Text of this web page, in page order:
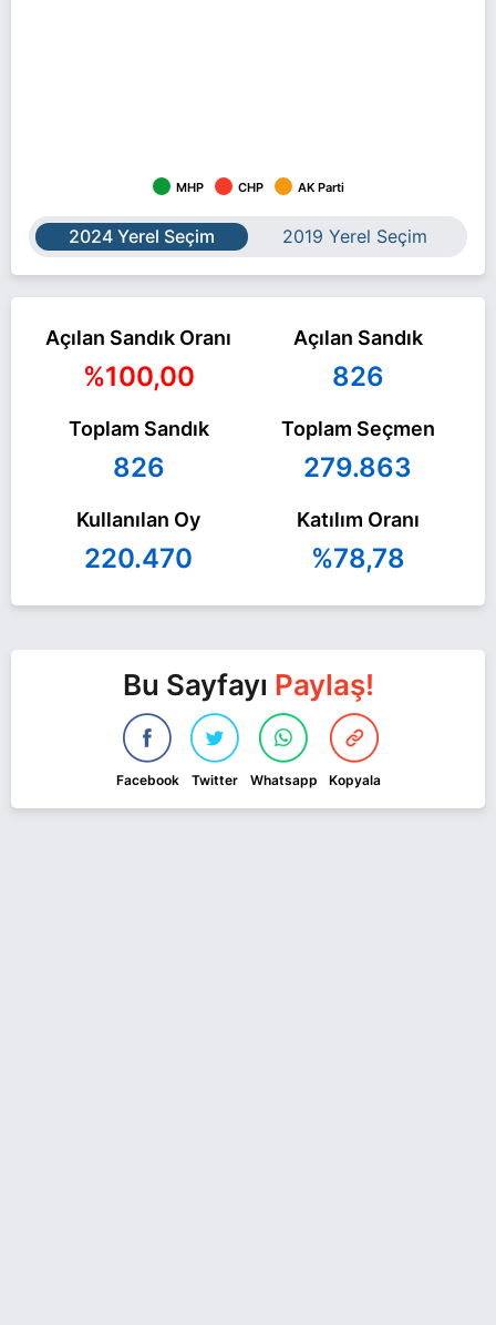
MHP CHP AK Parti
2024 Yerel Seçim 2019 Yerel Seçim
Açılan Sandık Oranı
%100,00
Açılan Sandık
826
Toplam Sandık
826
Toplam Seçmen
279.863
Kullanılan Oy
220.470
Katılım Oranı
%78,78
Bu Sayfayı Paylaş!
Facebook Twitter Whatsapp Kopyala